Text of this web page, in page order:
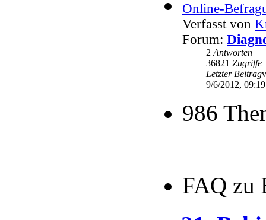
Online-
Verfasst von
Forum:
2 Antworten
36821 Zugriffe
Letzter Beitrag
9/6/2012, 09:19
986
FAQ zu